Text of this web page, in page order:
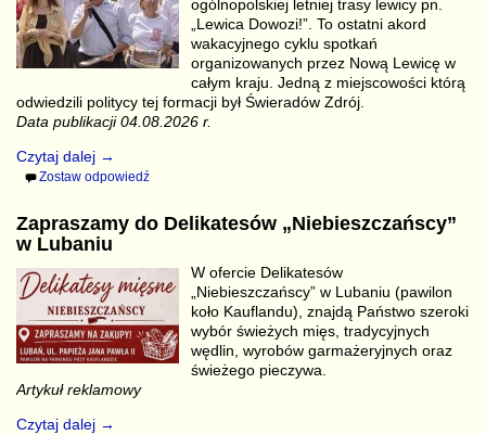
ogólnopolskiej letniej trasy lewicy pn.
„Lewica Dowozi!”. To ostatni akord
wakacyjnego cyklu spotkań
organizowanych przez Nową Lewicę w
całym kraju. Jedną z miejscowości którą
odwiedzili politycy tej formacji był Świeradów Zdrój.
Data publikacji 04.08.2026 r.
Czytaj dalej →
Zostaw odpowiedź
Zapraszamy do Delikatesów „Niebieszczańscy”
w Lubaniu
W ofercie Delikatesów
„Niebieszczańscy” w Lubaniu (pawilon
koło Kauflandu), znajdą Państwo szeroki
wybór świeżych mięs, tradycyjnych
wędlin, wyrobów garmażeryjnych oraz
świeżego pieczywa.
Artykuł reklamowy
Czytaj dalej →